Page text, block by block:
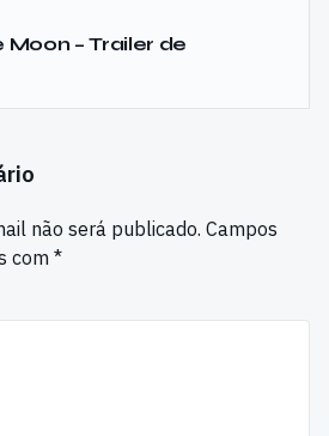
– Trailer de
não será publicado. Campos
com *